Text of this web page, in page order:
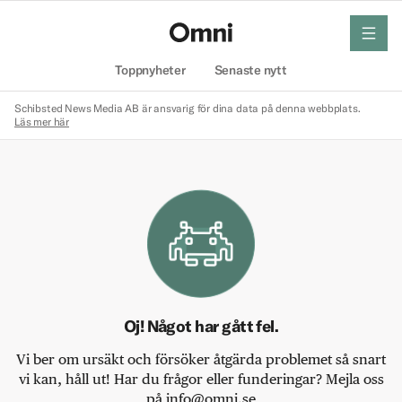
Toppnyheter Senaste nytt
meny
Schibsted News Media AB är ansvarig för dina data på denna webbplats.
Läs mer här
Oj! Något har gått fel.
Vi ber om ursäkt och försöker åtgärda problemet så snart
vi kan, håll ut! Har du frågor eller funderingar? Mejla oss